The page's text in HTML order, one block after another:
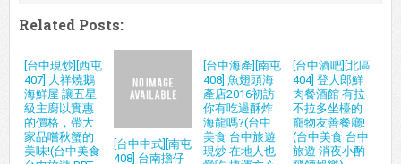
Related Posts:
[台中現炒][西屯
407] 大祥燒鵝
海鮮屋 讓五星
級主廚以實惠
的價格，帶大
家品嚐秋蟹的
美味!(台中美食
[台中中式][南屯
408] 台南擔仔
[台中海產][南屯
408] 魚翅頭海
產店2016初訪
你有吃過酥炸
海龍嗎?(台中
美食 台中旅遊
現炒 在地人也
[台中酒吧][北區
404] 登大郎鮮
肉餐酒館 有拉
不拉多坐檯的
寵物友善餐廳!
(台中美食 台中
旅遊 消夜小酌